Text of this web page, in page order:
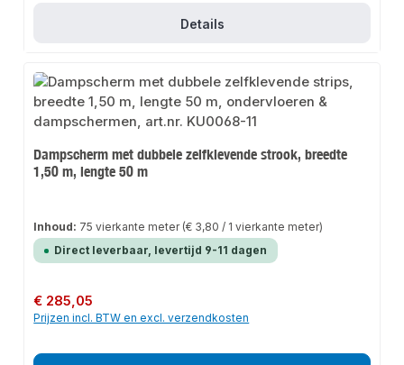
Details
Dampscherm met dubbele zelfklevende strook, breedte
1,50 m, lengte 50 m
Inhoud: 75 vierkante meter (€ 3,80 / 1 vierkante meter)
Direct leverbaar, levertijd 9-11 dagen
Normale prijs:
€ 285,05
Prijzen incl. BTW en excl. verzendkosten